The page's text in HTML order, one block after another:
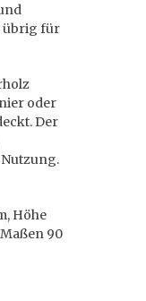
übrig für
oder
Der
Höhe
90